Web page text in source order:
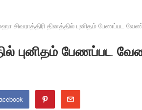
சிவராத்திரி தினத்தில் புனிதம் பேணப்பட
புனிதம் பேணப்பட